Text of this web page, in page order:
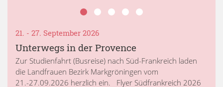
21. - 27. September 2026
Unterwegs in der Provence
Zur Studienfahrt (Busreise) nach Süd-Frankreich laden
die Landfrauen Bezirk Markgröningen vom
21.-27.09.2026 herzlich ein. Flyer Südfrankreich 2026